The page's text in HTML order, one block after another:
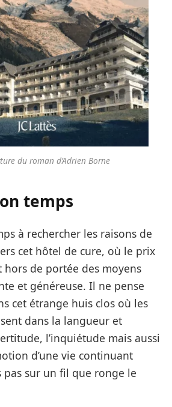
du roman d’Adrien Borne
temps
à rechercher les raisons de
cet hôtel de cure, où le prix
hors de portée des moyens
et généreuse. Il ne pense
cet étrange huis clos où les
dans la langueur et
l’inquiétude mais aussi
d’une vie continuant
pas sur un fil que ronge le